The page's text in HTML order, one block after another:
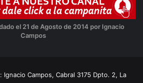
el 21 de Agosto de 2014 por Ignacio
Campos
Campos, Cabral 3175 Dpto. 2, La